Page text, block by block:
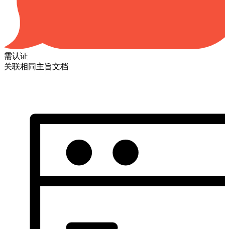
需认证
关联相同主旨文档